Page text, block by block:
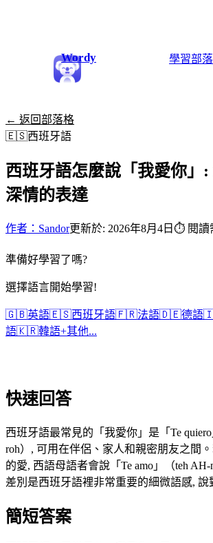
Wordy 學習部
← 返回部落格
🇪🇸西班牙語
西班牙語怎麼說「我愛你」:
深情的表達
作者：Sandor更新於: 2026年8月4日 ⏱ 閱讀
準備好學習了嗎?
選擇語言開始學習!
🇬🇧英語🇪🇸西班牙語🇫🇷法語🇩🇪德語
語🇰🇷韓語+其他...
快速回答
西班牙語最常見的「我愛你」是「Te
roh）, 可用在伴侶、家人和親密朋友之間
的愛, 西語母語者會說「Te amo」（teh
差別是西班牙語裡非常重要的細微語感, 說
簡短答案